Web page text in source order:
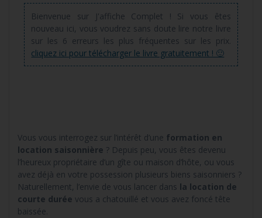
Bienvenue sur J'affiche Complet ! Si vous êtes
nouveau ici, vous voudrez sans doute lire notre livre
sur les 6 erreurs les plus fréquentes sur les prix.
cliquez ici pour télécharger le livre gratuitement ! 🙂
Vous vous interrogez sur l’intérêt d’une formation en
location saisonnière ? Depuis peu, vous êtes devenu
l’heureux propriétaire d’un gîte ou maison d’hôte, ou vous
avez déjà en votre possession plusieurs biens saisonniers ?
Naturellement, l’envie de vous lancer dans la location de
courte durée vous a chatouillé et vous avez foncé tête
baissée.